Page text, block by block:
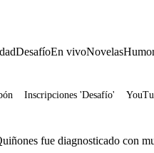
DesafíoEn vivoNovelas
Inscripciones 'Desafío'
fue diagnosticado con